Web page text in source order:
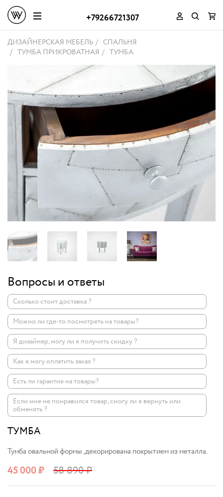
+79266721307
ДИЗАЙНЕРСКАЯ МЕБЕЛЬ
СПАЛЬНЯ
ТУМБА ПРИКРОВАТНАЯ
ТУМБА
Вопросы и ответы
Сколько стоит доставка ?
Можно ли где-то посмотреть на товары?
Я дизайнер, могу ли я получить скидку ?
Как я могу оплатить заказ ?
Есть ли гарантия на товары?
Если мне не понравился товар, смогу ли я вернуть или
обменять ?
ТУМБА
Тумба овальной формы ,декорирована покрытием из металла.
45 000₽ 58 890₽